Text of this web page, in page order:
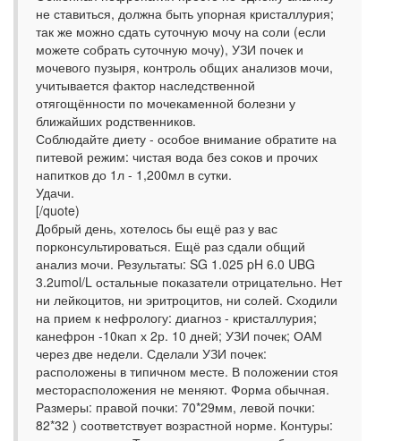
не ставиться, должна быть упорная кристаллурия;
так же можно сдать суточную мочу на соли (если
можете собрать суточную мочу), УЗИ почек и
мочевого пузыря, контроль общих анализов мочи,
учитывается фактор наследственной
отягощённости по мочекаменной болезни у
ближайших родственников.
Соблюдайте диету - особое внимание обратите на
питевой режим: чистая вода без соков и прочих
напитков до 1л - 1,200мл в сутки.
Удачи.
[/quote)
Добрый день, хотелось бы ещё раз у вас
порконсультироваться. Ещё раз сдали общий
анализ мочи. Результаты: SG 1.025 pH 6.0 UBG
3.2umol/L остальные показатели отрицательно. Нет
ни лейкоцитов, ни эритроцитов, ни солей. Сходили
на прием к нефрологу: диагноз - кристаллурия;
канефрон -10кап х 2р. 10 дней; УЗИ почек; ОАМ
через две недели. Сделали УЗИ почек:
расположены в типичном месте. В положении стоя
месторасположения не меняют. Форма обычная.
Размеры: правой почки: 70*29мм, левой почки:
82*32 ) соответствует возрастной норме. Контуры: